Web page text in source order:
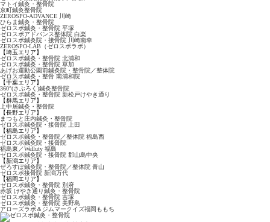
マトイ鍼灸・整骨院
京町鍼灸整骨院
ZEROSPO-ADVANCE 川崎
ひらま鍼灸・整骨院
ゼロスポ鍼灸・整骨院 平塚
ゼロスポアドバンス整体院 白楽
ゼロスポ鍼灸院・接骨院 川崎南幸
ZEROSPO-LAB （ゼロスポラボ）
【埼玉エリア】
ゼロスポ鍼灸・整骨院 北浦和
ゼロスポ鍼灸・整骨院 草加
あげお運動公園前鍼灸院・ 整骨院／整体院
ゼロスポ鍼灸・整骨 南浦和院
【千葉エリア】
360°(さぶろく)鍼灸整骨院
ゼロスポ鍼灸・整骨院 新松戸けやき通り
【群馬エリア】
上中居鍼灸・整骨院
【長野エリア】
まつもと庄内鍼灸・整骨院
ゼロスポ鍼灸院・接骨院 上田
【福島エリア】
ゼロスポ鍼灸・整骨院／整体院 福島西
ゼロスポ鍼灸院・接骨院
福島東／Welluty 福島
ゼロスポ鍼灸院・接骨院 郡山島中央
【新潟エリア】
ぜろすぽ鍼灸院・整骨院／整体院 青山
ゼロスポ接骨院 新潟万代
【福岡エリア】
ゼロスポ鍼灸・整骨院 別府
赤坂 けやき通り鍼灸・ 整骨院
ゼロスポ鍼灸・整骨院 吉塚
ゼロスポ鍼灸・整骨院 美野島
アローズラボ＆ ジムマークイズ福岡ももち